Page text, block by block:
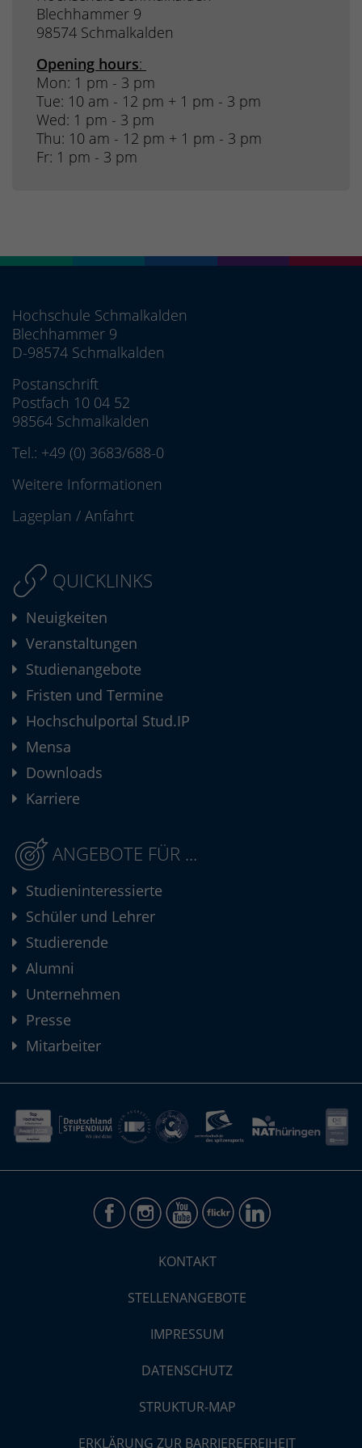
Blechhammer 9
98574 Schmalkalden
Opening hours:
Mon: 1 pm - 3 pm
Tue: 10 am - 12 pm + 1 pm - 3 pm
Wed: 1 pm - 3 pm
Thu: 10 am - 12 pm + 1 pm - 3 pm
Fr: 1 pm - 3 pm
Hochschule Schmalkalden
Blechhammer 9
D-98574 Schmalkalden
Postanschrift
Postfach 10 04 52
98564 Schmalkalden
Tel.: +49 (0) 3683/688-0
Weitere Informationen
Lageplan / Anfahrt
QUICKLINKS
Neuigkeiten
Veranstaltungen
Studienangebote
Fristen und Termine
Hochschulportal Stud.IP
Mensa
Downloads
Karriere
ANGEBOTE FÜR ...
Studieninteressierte
Schüler und Lehrer
Studierende
Alumni
Unternehmen
Presse
Mitarbeiter
KONTAKT
STELLENANGEBOTE
IMPRESSUM
DATENSCHUTZ
STRUKTUR-MAP
ERKLÄRUNG ZUR BARRIEREFREIHEIT